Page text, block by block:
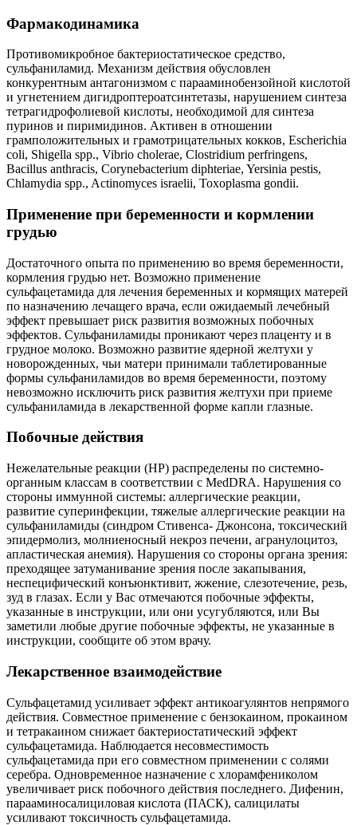
Фармакодинамика
Противомикробное бактериостатическое средство,
сульфаниламид. Механизм действия обусловлен
конкурентным антагонизмом с парааминобензойной кислотой
и угнетением дигидроптероатсинтетазы, нарушением синтеза
тетрагидрофолиевой кислоты, необходимой для синтеза
пуринов и пиримидинов. Активен в отношении
грамположительных и грамотрицательных кокков, Escherichia
coli, Shigella spp., Vibrio cholerae, Clostridium perfringens,
Bacillus anthracis, Corynebacterium diphteriae, Yersinia pestis,
Chlamydia spp., Actinomyces israelii, Toxoplasma gondii.
Применение при беременности и кормлении
грудью
Достаточного опыта по применению во время беременности,
кормления грудью нет. Возможно применение
сульфацетамида для лечения беременных и кормящих матерей
по назначению лечащего врача, если ожидаемый лечебный
эффект превышает риск развития возможных побочных
эффектов. Сульфаниламиды проникают через плаценту и в
грудное молоко. Возможно развитие ядерной желтухи у
новорожденных, чьи матери принимали таблетированные
формы сульфаниламидов во время беременности, поэтому
невозможно исключить риск развития желтухи при приеме
сульфаниламида в лекарственной форме капли глазные.
Побочные действия
Нежелательные реакции (HP) распределены по системно-
органным классам в соответствии с MedDRA. Нарушения со
стороны иммунной системы: аллергические реакции,
развитие суперинфекции, тяжелые аллергические реакции на
сульфаниламиды (синдром Стивенса- Джонсона, токсический
эпидермолиз, молниеносный некроз печени, агранулоцитоз,
апластическая анемия). Нарушения со стороны органа зрения:
преходящее затуманивание зрения после закапывания,
неспецифический конъюнктивит, жжение, слезотечение, резь,
зуд в глазах. Если у Вас отмечаются побочные эффекты,
указанные в инструкции, или они усугубляются, или Вы
заметили любые другие побочные эффекты, не указанные в
инструкции, сообщите об этом врачу.
Лекарственное взаимодействие
Сульфацетамид усиливает эффект антикоагулянтов непрямого
действия. Совместное применение с бензокаином, прокаином
и тетракаином снижает бактериостатический эффект
сульфацетамида. Наблюдается несовместимость
сульфацетамида при его совместном применении с солями
серебра. Одновременное назначение с хлорамфениколом
увеличивает риск побочного действия последнего. Дифенин,
парааминосалициловая кислота (ПАСК), салицилаты
усиливают токсичность сульфацетамида.